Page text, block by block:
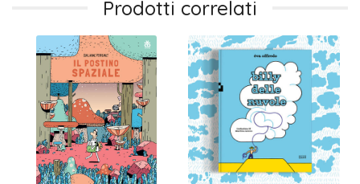
Prodotti correlati